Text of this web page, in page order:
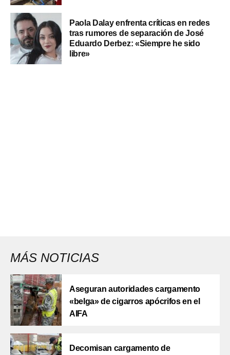
Paola Dalay enfrenta críticas en redes
tras rumores de separación de José
Eduardo Derbez: «Siempre he sido
libre»
MÁS NOTICIAS
Aseguran autoridades cargamento
«belga» de cigarros apócrifos en el
AIFA
Decomisan cargamento de